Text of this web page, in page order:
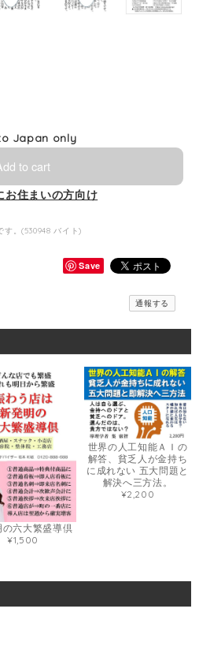
Japan only
to cart
お住まいの方向け
。(530948 バイト)
Save
通報する
の六大繁盛導倶
¥1,500
世界の人工知能ＡＩの
解答、貧乏人が金持ち
に成れない 五大問題と
解決へ三方法。
¥2,200